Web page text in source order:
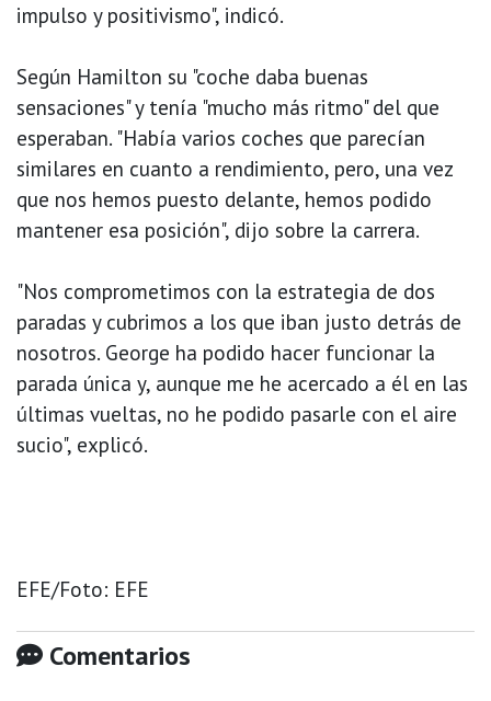
impulso y positivismo", indicó.
Según Hamilton su "coche daba buenas
sensaciones" y tenía "mucho más ritmo" del que
esperaban. "Había varios coches que parecían
similares en cuanto a rendimiento, pero, una vez
que nos hemos puesto delante, hemos podido
mantener esa posición", dijo sobre la carrera.
"Nos comprometimos con la estrategia de dos
paradas y cubrimos a los que iban justo detrás de
nosotros. George ha podido hacer funcionar la
parada única y, aunque me he acercado a él en las
últimas vueltas, no he podido pasarle con el aire
sucio", explicó.
EFE/Foto: EFE
Comentarios